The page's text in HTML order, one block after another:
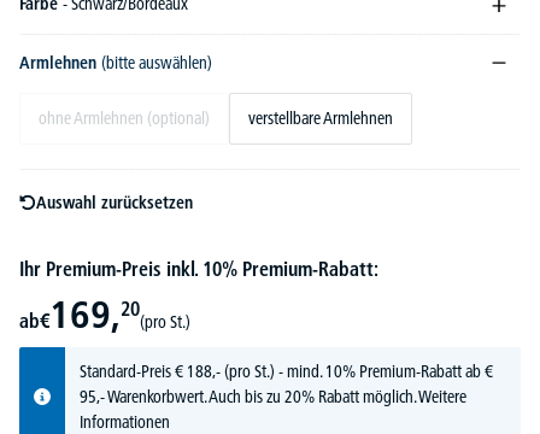
Armlehnen (bitte auswählen)
ohne Armlehnen (optional) verstellbare Armlehnen
Auswahl zurücksetzen
Ihr Premium-Preis inkl. 10% Premium-Rabatt:
ab€169,20
(pro St.)
Standard-Preis€ 188,-(pro St.) - mind. 10% Premium-Rabatt ab €
95,- Warenkorbwert. Auch bis zu 20% Rabatt möglich.Weitere
Informationen